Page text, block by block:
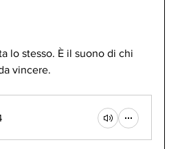
lo stesso. È il suono di chi
vincere.